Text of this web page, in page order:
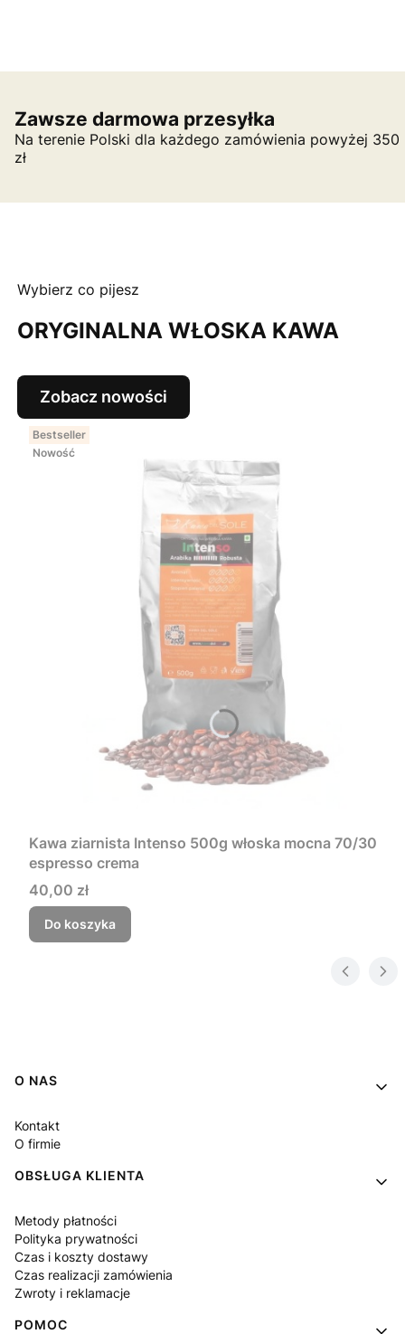
Zawsze darmowa przesyłka
Na terenie Polski dla każdego zamówienia powyżej 350
zł
Wybierz co pijesz
ORYGINALNA WŁOSKA KAWA
Zobacz nowości
Bestseller
Nowość
Kawa ziarnista Intenso 500g włoska mocna 70/30
espresso crema
Cena
40,00 zł
Do koszyka
Linki w stopce
O NAS
Kontakt
O firmie
OBSŁUGA KLIENTA
Metody płatności
Polityka prywatności
Czas i koszty dostawy
Czas realizacji zamówienia
Zwroty i reklamacje
POMOC